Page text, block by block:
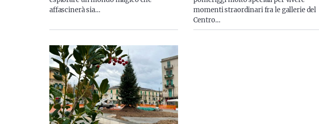
affascinerà sia…
momenti straordinari fra le gallerie del
Centro…